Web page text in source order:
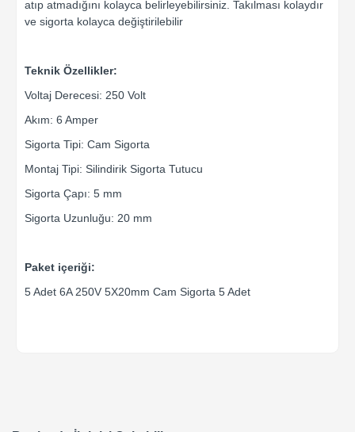
atıp atmadığını kolayca belirleyebilirsiniz. Takılması kolaydır
ve sigorta kolayca değiştirilebilir
Teknik Özellikler:
Voltaj Derecesi: 250 Volt
Akım: 6 Amper
Sigorta Tipi: Cam Sigorta
Montaj Tipi: Silindirik Sigorta Tutucu
Sigorta Çapı: 5 mm
Sigorta Uzunluğu: 20 mm
Paket içeriği:
5 Adet 6A 250V 5X20mm Cam Sigorta 5 Adet